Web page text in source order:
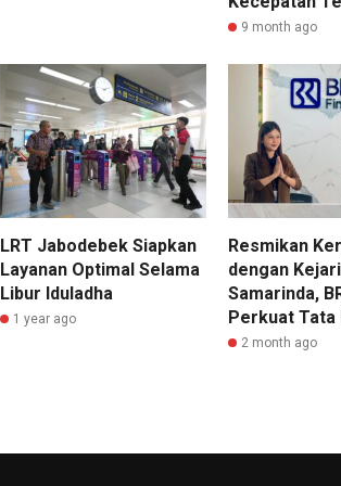
9 month ago
LRT Jabodebek Siapkan
Layanan Optimal Selama
Libur Iduladha
1 year ago
Resmikan
dengan Kejari
Samarinda,
Perkuat Tata
2 month ago